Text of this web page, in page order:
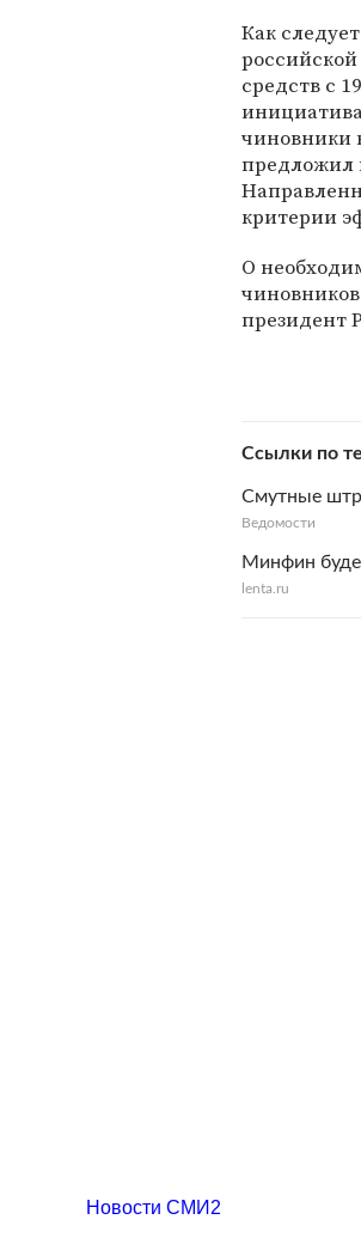
Как
средств с
чиновники
предложил
критерии
О
президент
Ссылки по
Смутные
Ведомости
Минфин
lenta.ru
Новости СМИ2